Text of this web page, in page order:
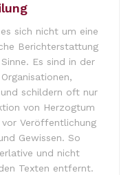
sich nicht um eine
Berichterstattung
Es sind in der
schildern oft nur
von Herzogtum
Veröffentlichung
Gewissen. So
und nicht
Texten entfernt.